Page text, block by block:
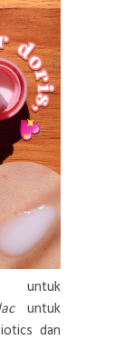
untuk
untuk
dan